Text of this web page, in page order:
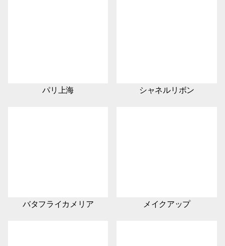
パリ上海 シャネルリボン
バタフライカメリア メイクアップ